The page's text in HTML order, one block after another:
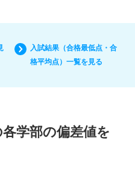
入試結果（合格最低点・合
格平均点）一覧を見る
学部の偏差値を